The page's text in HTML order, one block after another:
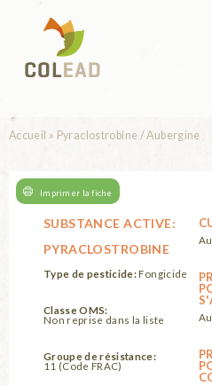
Vous êtes ici
Accueil » Pyraclostrobine / Aubergine
Imprimer la fiche
SUBSTANCE ACTIVE:
PYRACLOSTROBINE
Type de pesticide:Fongicide
Classe OMS:
Non reprise dans la liste
Groupe de résistance:
11 (Code FRAC)